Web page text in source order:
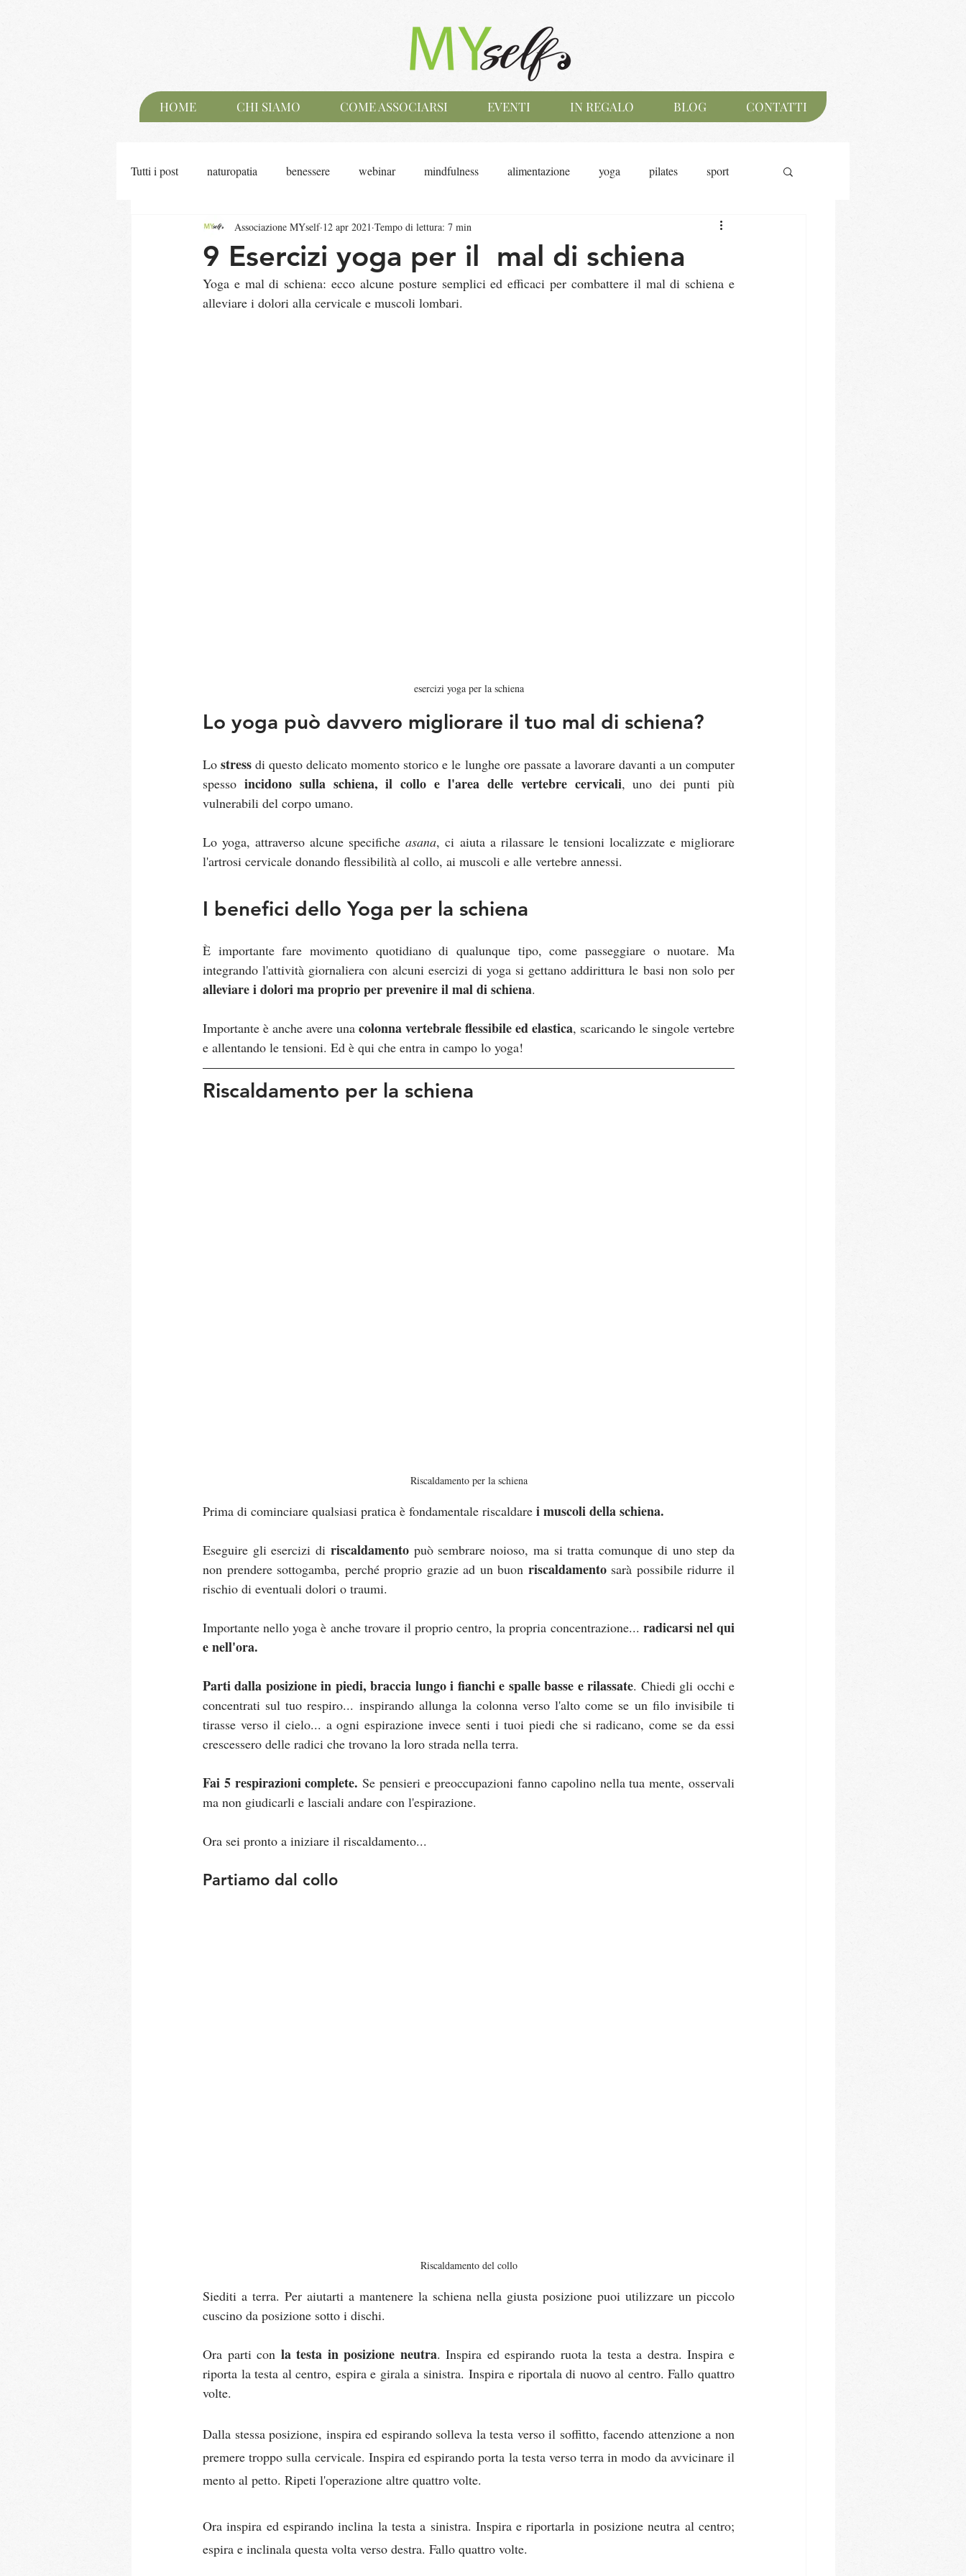
HOME CHI SIAMO COME ASSOCIARSI EVENTI IN REGALO BLOG CONTATTI
Tutti i post naturopatia benessere webinar mindfulness alimentazione yoga pilates sport
meditazione pranayama
9 Esercizi yoga per il mal di schiena
Associazione MYself 12 apr 2021 Tempo di lettura: 7 min
Yoga e mal di schiena: ecco alcune posture semplici ed efficaci per combattere il mal di schiena e
alleviare i dolori alla cervicale e muscoli lombari.
esercizi yoga per la schiena
Lo yoga può davvero migliorare il tuo mal di schiena?
Lo stress di questo delicato momento storico e le lunghe ore passate a lavorare davanti a un computer
spesso incidono sulla schiena, il collo e l'area delle vertebre cervicali, uno dei punti più
vulnerabili del corpo umano.
Lo yoga, attraverso alcune specifiche asana, ci aiuta a rilassare le tensioni localizzate e migliorare
l'artrosi cervicale donando flessibilità al collo, ai muscoli e alle vertebre annessi.
I benefici dello Yoga per la schiena
È importante fare movimento quotidiano di qualunque tipo, come passeggiare o nuotare. Ma
alleviare i dolori ma proprio per prevenire il mal di schiena.
Importante è anche avere una colonna vertebrale flessibile ed elastica, scaricando le singole vertebre
e allentando le tensioni. Ed è qui che entra in campo lo yoga!
Riscaldamento per la schiena
Riscaldamento per la schiena
Prima di cominciare qualsiasi pratica è fondamentale riscaldare i muscoli della schiena.
Eseguire gli esercizi di riscaldamento può sembrare noioso, ma si tratta comunque di uno step da
non prendere sottogamba, perché proprio grazie ad un buon riscaldamento sarà possibile ridurre il
rischio di eventuali dolori o traumi.
Importante nello yoga è anche trovare il proprio centro, la propria concentrazione... radicarsi nel qui
e nell'ora.
Parti dalla posizione in piedi, braccia lungo i fianchi e spalle basse e rilassate. Chiedi gli occhi e
concentrati sul tuo respiro... inspirando allunga la colonna verso l'alto come se un filo invisibile ti
tirasse verso il cielo... a ogni espirazione invece senti i tuoi piedi che si radicano, come se da essi
crescessero delle radici che trovano la loro strada nella terra.
Fai 5 respirazioni complete. Se pensieri e preoccupazioni fanno capolino nella tua mente, osservali
ma non giudicarli e lasciali andare con l'espirazione.
Ora sei pronto a iniziare il riscaldamento...
Partiamo dal collo
Riscaldamento del collo
Siediti a terra. Per aiutarti a mantenere la schiena nella giusta posizione puoi utilizzare un piccolo
cuscino da posizione sotto i dischi.
Ora parti con la testa in posizione neutra. Inspira ed espirando ruota la testa a destra. Inspira e
riporta la testa al centro, espira e girala a sinistra. Inspira e riportala di nuovo al centro. Fallo quattro
volte.
Dalla stessa posizione, inspira ed espirando solleva la testa verso il soffitto, facendo attenzione a non
premere troppo sulla cervicale. Inspira ed espirando porta la testa verso terra in modo da avvicinare il
mento al petto. Ripeti l'operazione altre quattro volte.
Ora inspira ed espirando inclina la testa a sinistra. Inspira e riportarla in posizione neutra al centro;
espira e inclinala questa volta verso destra. Fallo quattro volte.